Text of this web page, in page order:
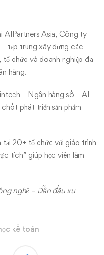
AIPartners Asia, Công ty
tập trung xây dựng các
chức và doanh nghiệp đa
hàng.
– Ngân hàng số – AI
phát triển sản phẩm
20+ tổ chức với giáo trình
tích” giúp học viên làm
nghệ – Dẫn đầu xu
kế toán